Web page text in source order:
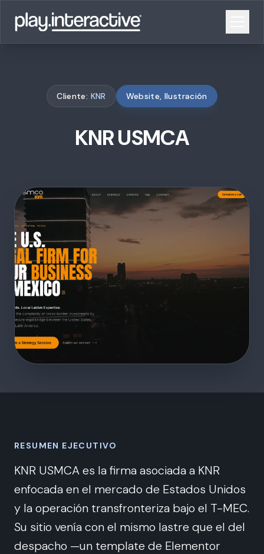
Cliente: KNR Website, Ilustración
KNR USMCA
RESUMEN EJECUTIVO
KNR USMCA es la firma asociada a KNR
enfocada en el mercado de Estados Unidos
y la operación transfronteriza bajo el T-MEC.
Su sitio venía con el mismo lastre que el del
despacho —un template de Elementor